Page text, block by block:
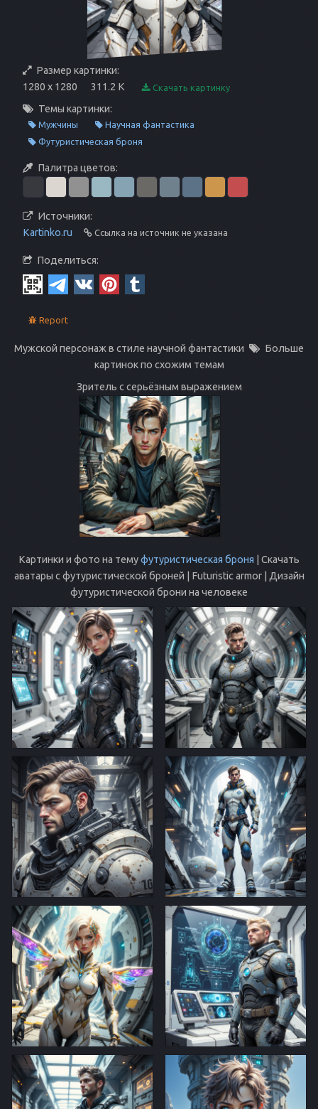
Размер картинки:
1280 x 1280
311.2 K Скачать картинку
Темы картинки:
Мужчины
Научная фантастика
Футуристическая броня
Палитра цветов:
Источники:
Kartinko.ru
Ссылка на источник не указана
Поделиться:
Report
Мужской персонаж в стиле научной фантастики
Больше
картинок по схожим темам
Зритель с серьёзным выражением
Картинки и фото на темуфутуристическая броня | Скачать
аватары с футуристической броней | Futuristic armor | Дизайн
футуристической брони на человеке